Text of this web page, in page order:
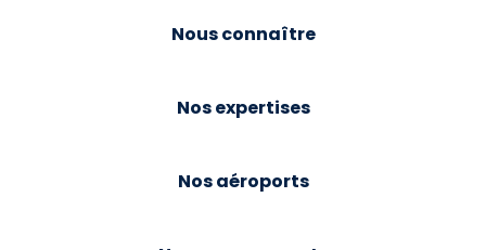
Nous connaître
Nos expertises
Nos aéroports